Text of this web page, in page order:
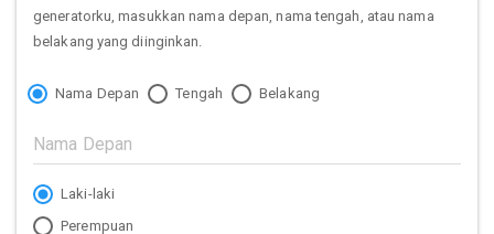
generatorku, masukkan nama depan, nama tengah, atau nama
belakang yang diinginkan.
Nama Depan Tengah Belakang
Laki-laki
Perempuan